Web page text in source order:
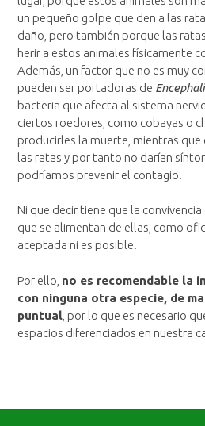
un pequeño golpe que den a las
daño, pero también porque las
herir a estos animales físicamente
Además, un factor que no es muy
pueden ser portadoras de
bacteria que afecta al sistema
ciertos roedores, como cobayas o
producirles la muerte, mientras que
las ratas y por tanto no darían
podríamos prevenir el contagio.
Ni que decir tiene que la
que se alimentan de ellas, como
aceptada ni es posible.
Por ello, no es recomendable la
con ninguna otra especie, de
puntual , por lo que es necesario
espacios diferenciados en nuestra